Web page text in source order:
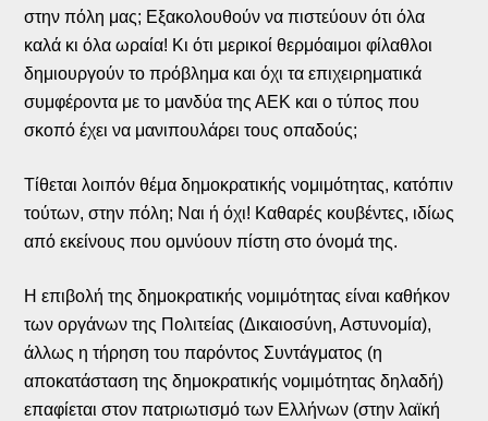
στην πόλη μας; Εξακολουθούν να πιστεύουν ότι όλα
καλά κι όλα ωραία! Κι ότι μερικοί θερμόαιμοι φίλαθλοι
δημιουργούν το πρόβλημα και όχι τα επιχειρηματικά
συμφέροντα με το μανδύα της ΑΕΚ και ο τύπος που
σκοπό έχει να μανιπουλάρει τους οπαδούς;
Τίθεται λοιπόν θέμα δημοκρατικής νομιμότητας, κατόπιν
τούτων, στην πόλη; Ναι ή όχι! Καθαρές κουβέντες, ιδίως
από εκείνους που ομνύουν πίστη στο όνομά της.
Η επιβολή της δημοκρατικής νομιμότητας είναι καθήκον
των οργάνων της Πολιτείας (Δικαιοσύνη, Αστυνομία),
άλλως η τήρηση του παρόντος Συντάγματος (η
αποκατάσταση της δημοκρατικής νομιμότητας δηλαδή)
επαφίεται στον πατριωτισμό των Ελλήνων (στην λαϊκή